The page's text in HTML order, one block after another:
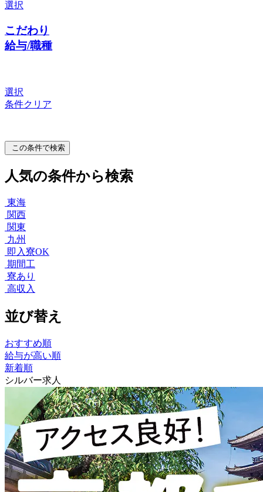
選択
こだわり
給与/職種
選択
条件クリア
この条件で検索
人気の条件から検索
東海
関西
関東
九州
即入寮OK
期間工
寮あり
高収入
並び替え
おすすめ順
給与が高い順
新着順
シルバー求人